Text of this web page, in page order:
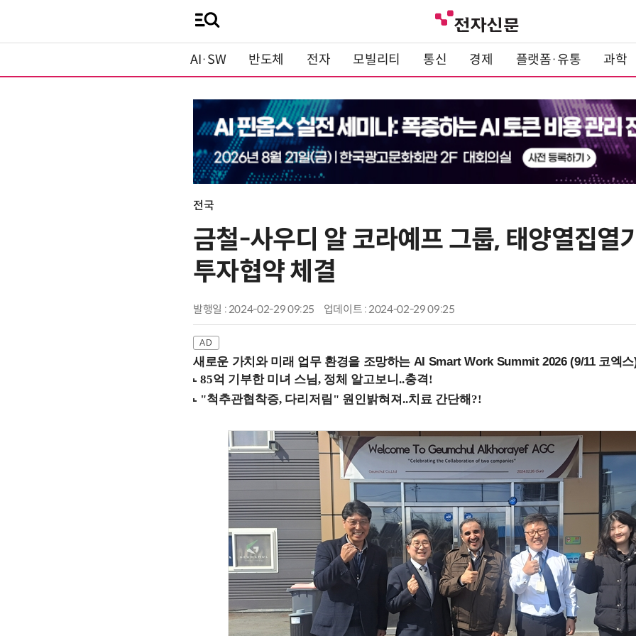
AI·SW 반도체 전자 모빌리티 통신 경제 플랫폼·유통 과학
전국
금철-사우디 알 코라예프 그룹, 태양열집열
투자협약 체결
발행일 : 2024-02-29 09:25 업데이트 : 2024-02-29 09:25
새로운 가치와 미래 업무 환경을 조망하는 AI Smart Work Summit 2026 (9/11 코엑